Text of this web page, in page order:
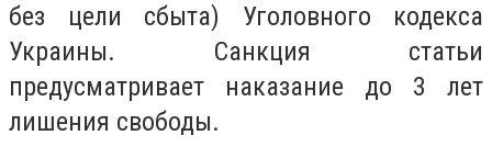
без цели сбыта) Уголовного кодекса
Украины. Санкция статьи
предусматривает наказание до 3 лет
лишения свободы.